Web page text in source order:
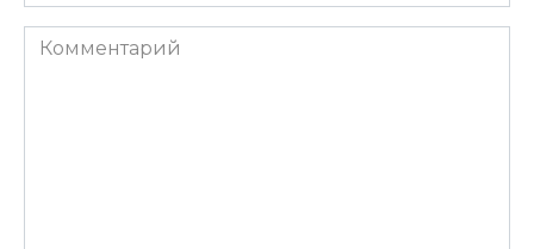
Комментарий